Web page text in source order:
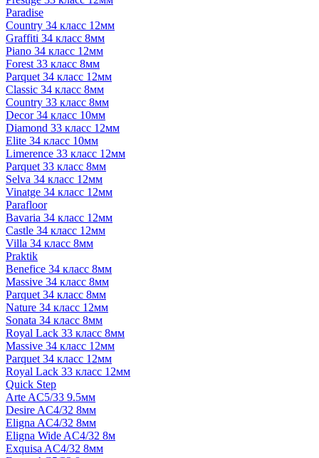
Paradise
Country 34 класс 12мм
Graffiti 34 класс 8мм
Piano 34 класс 12мм
Forest 33 класс 8мм
Parquet 34 класс 12мм
Classic 34 класс 8мм
Country 33 класс 8мм
Decor 34 класс 10мм
Diamond 33 класс 12мм
Elite 34 класс 10мм
Limerence 33 класс 12мм
Parquet 33 класс 8мм
Selva 34 класс 12мм
Vinatge 34 класс 12мм
Parafloor
Bavaria 34 класс 12мм
Castle 34 класс 12мм
Villa 34 класс 8мм
Praktik
Benefice 34 класс 8мм
Massive 34 класс 8мм
Parquet 34 класс 8мм
Nature 34 класс 12мм
Sonata 34 класс 8мм
Royal Lack 33 класс 8мм
Massive 34 класс 12мм
Parquet 34 класс 12мм
Royal Lack 33 класс 12мм
Quick Step
Arte AC5/33 9.5мм
Desire AC4/32 8мм
Eligna AC4/32 8мм
Eligna Wide AC4/32 8м
Exquisa AC4/32 8мм